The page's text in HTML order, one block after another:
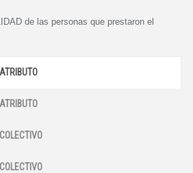
de las personas que prestaron el